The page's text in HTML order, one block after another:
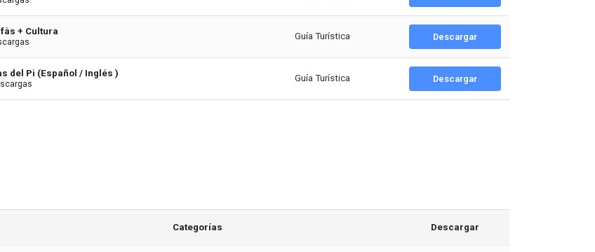
+ Cultura Guía Turística Descargar
del Pi (Español / Inglés ) Guía Turística Descargar
Categorías Descargar